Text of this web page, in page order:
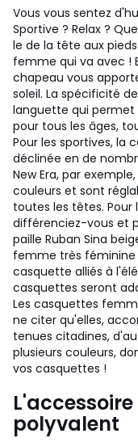
Vous vous sentez
Sportive ? Relax ?
le de la tête aux
femme qui va avec !
chapeau vous
soleil. La spécificité
languette qui permet
pour tous les âges,
Pour les sportives, la
déclinée en de
New Era, par
couleurs et sont
toutes les têtes.
différenciez-vous et
paille Ruban Sina
femme très féminine
casquette alliés à
casquettes seront
Les casquettes
ne citer qu'elles,
tenues citadines,
plusieurs couleurs,
vos casquettes !
polyvalent